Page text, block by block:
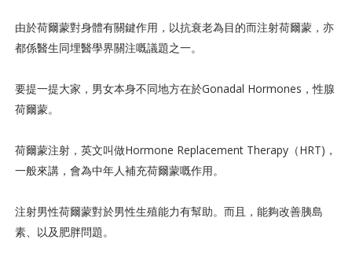
由於荷爾蒙對身體有關鍵作用，以抗衰老為目的而注射荷爾蒙，亦
都係醫生同埋醫學界關注嘅議題之一。
要提一提大家，男女本身不同地方在於Gonadal Hormones，性腺
荷爾蒙。
荷爾蒙注射，英文叫做Hormone Replacement Therapy（HRT)，
一般來講，會為中年人補充荷爾蒙嘅作用。
注射男性荷爾蒙對於男性生殖能力有幫助。而且，能夠改善胰島
素、以及肥胖問題。